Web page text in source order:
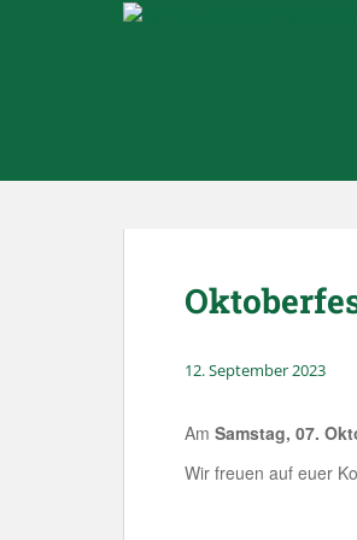
Skip to main content
12. September 2023
Am Samstag, 07.
Wir freuen auf euer